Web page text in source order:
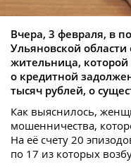
Вчера, 3 февраля, в
Ульяновской
жительница,
о кредитной
тысяч рублей, о
Как выяснилось,
мошенничества,
На её счету 20
по 17 из которых